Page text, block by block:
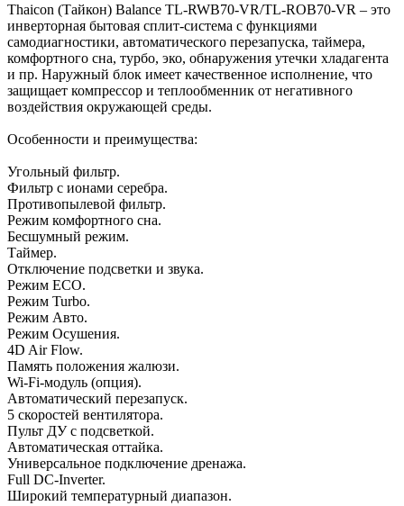
Thaicon (Тайкон) Balance TL-RWB70-VR/TL-ROB70-VR – это
инверторная бытовая сплит-система с функциями
самодиагностики, автоматического перезапуска, таймера,
комфортного сна, турбо, эко, обнаружения утечки хладагента
и пр. Наружный блок имеет качественное исполнение, что
защищает компрессор и теплообменник от негативного
воздействия окружающей среды.
Особенности и преимущества:
Угольный фильтр.
Фильтр с ионами серебра.
Противопылевой фильтр.
Режим комфортного сна.
Бесшумный режим.
Таймер.
Отключение подсветки и звука.
Режим ECO.
Режим Turbo.
Режим Авто.
Режим Осушения.
4D Air Flow.
Память положения жалюзи.
Wi-Fi-модуль (опция).
Автоматический перезапуск.
5 скоростей вентилятора.
Пульт ДУ с подсветкой.
Автоматическая оттайка.
Универсальное подключение дренажа.
Full DC-Inverter.
Широкий температурный диапазон.